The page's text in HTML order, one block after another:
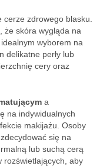
cerze zdrowego blasku.
że skóra wygląda na
wyborem na
delikatne perły lub
cery oraz
a
na indywidualnych
makijażu. Osoby
się na
lub suchą cerą
rozświetlających, aby